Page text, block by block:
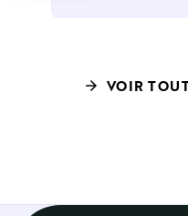
arrow_forward VOIR